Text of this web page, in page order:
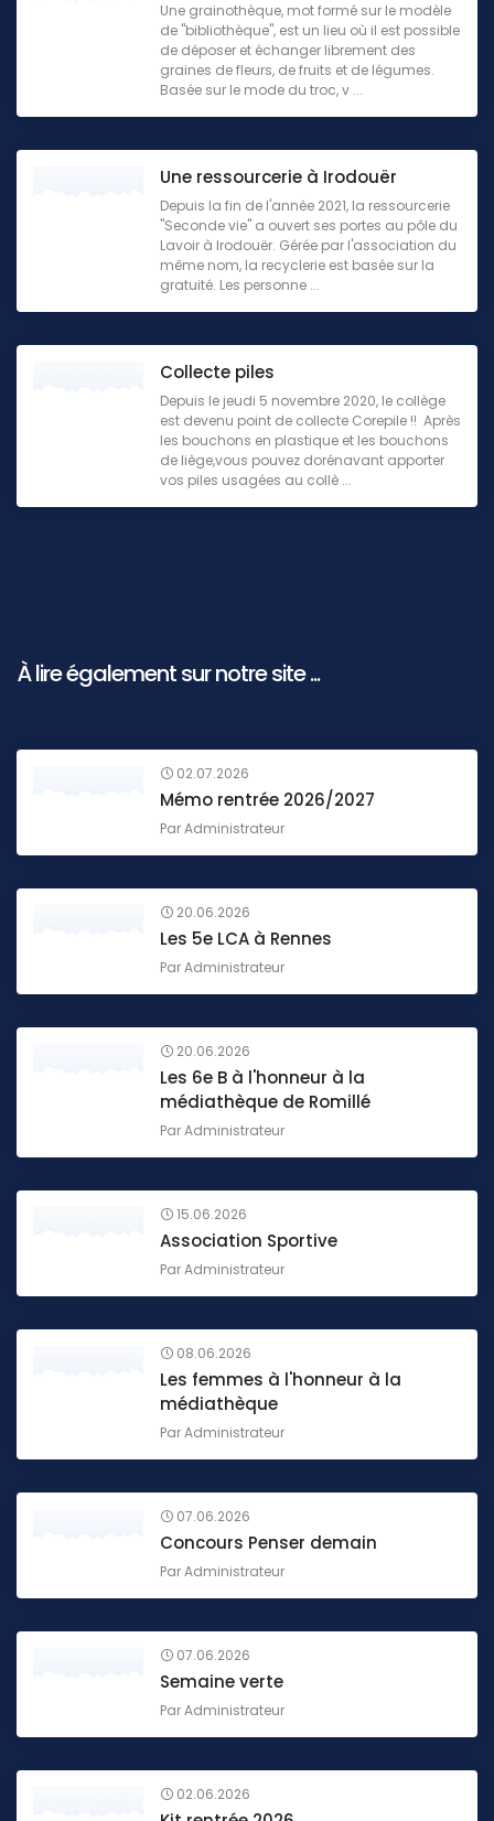
Une grainothèque, mot formé sur le modèle
de "bibliothèque", est un lieu où il est possible
de déposer et échanger librement des
graines de fleurs, de fruits et de légumes.
Basée sur le mode du troc, v ...
Une ressourcerie à Irodouër
Depuis la fin de l'année 2021, la ressourcerie
"Seconde vie" a ouvert ses portes au pôle du
Lavoir à Irodouër. Gérée par l'association du
même nom, la recyclerie est basée sur la
gratuité. Les personne ...
Collecte piles
Depuis le jeudi 5 novembre 2020, le collège
est devenu point de collecte Corepile !! Après
les bouchons en plastique et les bouchons
de liège,vous pouvez dorénavant apporter
vos piles usagées au collè ...
À lire également sur notre site ...
02.07.2026
Mémo rentrée 2026/2027
ParAdministrateur
20.06.2026
Les 5e LCA à Rennes
ParAdministrateur
20.06.2026
Les 6e B à l'honneur à la
médiathèque de Romillé
ParAdministrateur
15.06.2026
Association Sportive
ParAdministrateur
08.06.2026
Les femmes à l'honneur à la
médiathèque
ParAdministrateur
07.06.2026
Concours Penser demain
ParAdministrateur
07.06.2026
Semaine verte
ParAdministrateur
02.06.2026